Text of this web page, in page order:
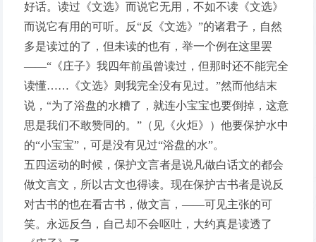
好话。读过《文选》而说它无用，不如不读《文选》
而说它有用的可听。反“反《文选》”的诸君子，自然
多是读过的了，但未读的也有，举一个例在这里罢
——“《庄子》我四年前虽曾读过，但那时还不能完全
读懂……《文选》则我完全没有见过。”然而他结末
说，“为了浴盘的水糟了，就连小宝宝也要倒掉，这意
思是我们不敢赞同的。”（见《火炬》）他要保护水中
的“小宝宝”，可是没有见过“浴盘的水”。
五四运动的时候，保护文言者是说凡做白话文的都会
做文言文，所以古文也得读。现在保护古书者是说反
对古书的也在看古书，做文言，——可见主张的可
笑。永远反刍，自己却不会呕吐，大约真是读透了